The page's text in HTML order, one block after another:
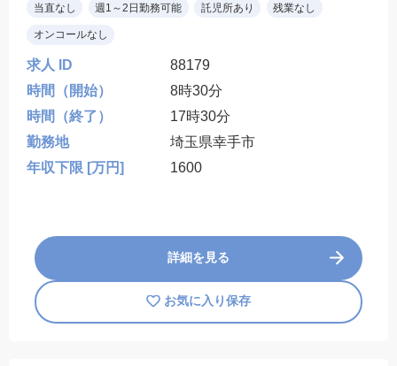
当直なし 週1～2日勤務可能 託児所あり 残業なし
オンコールなし
求人 ID
88179
時間（開始）
8時30分
時間（終了）
17時30分
勤務地
埼玉県幸手市
年収下限 [万円]
1600
詳細を見る
お気に入り保存